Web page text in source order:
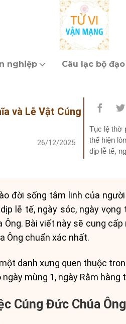
nghiệp Câu lạc bộ
và Lễ Vật Cúng
26/12/2025
Tục lệ thờ
thể hiện
dịp lễ tế,
đời sống tâm linh của
lễ tế, ngày sóc, ngày
Bài viết này sẽ cung
Ông chuẩn xác nhất.
danh xưng quen thuộc
mùng 1, ngày Rằm
Cúng Đức Chúa Ông